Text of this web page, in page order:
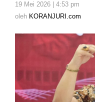
19 Mei 2026 | 4:53 pm
oleh KORANJURI.com